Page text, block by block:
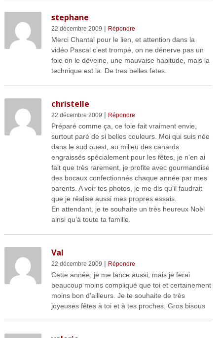
stephane
22 décembre 2009 | Répondre
Merci Chantal pour le lien, et attention dans la
vidéo Pascal c’est trompé, on ne dénerve pas un
foie on le déveine, une mauvaise habitude, mais la
technique est la. De tres belles fetes.
christelle
22 décembre 2009 | Répondre
Préparé comme ça, ce foie fait vraiment envie,
surtout paré de si belles couleurs. Moi qui suis née
dans le sud ouest, au milieu des canards
engraissés spécialement pour les fêtes, je n’en ai
fait que très rarement, je profite avec gourmandise
des bocaux confectionnés chaque année par mes
parents. A voir tes photos, je me dis qu’il faudrait
que je réalise aussi mes propres essais.
En attendant, je te souhaite un très heureux Noël
ainsi qu’à toute ta famille.
Val
22 décembre 2009 | Répondre
Cette année, je me lance aussi, mais je ferai
beaucoup moins compliqué que toi et certainement
moins bon d’ailleurs. Je te souhaite de très
joyeuses fêtes à toi et à tes proches. Gros bisous